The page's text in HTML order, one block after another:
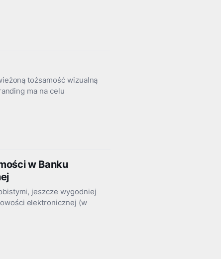
tożsamość wizualną
ma na celu
w Banku
jeszcze wygodniej
elektronicznej (w